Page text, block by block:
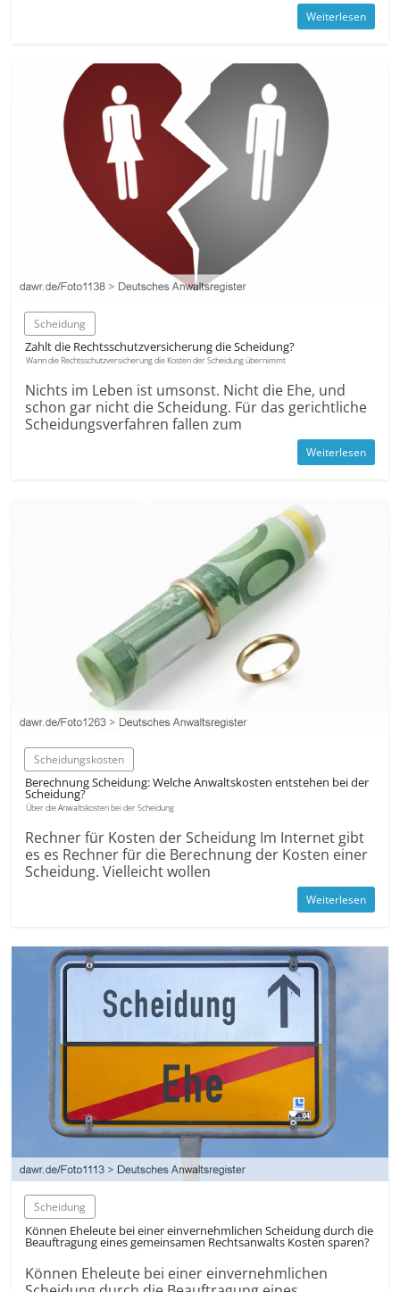
Weiterlesen
Scheidung
Zahlt die Rechts­schutz­versicherung die Scheidung?
Wann die Rechtsschutzversicherung die Kosten der Scheidung übernimmt
Nichts im Leben ist umsonst. Nicht die Ehe, und
schon gar nicht die Scheidung. Für das gerichtliche
Scheidungs­verfahren fallen zum
Weiterlesen
Scheidungskosten
Berechnung Scheidung: Welche Anwaltskosten entstehen bei der
Scheidung?
Über die Anwaltskosten bei der Scheidung
Rechner für Kosten der Scheidung Im Internet gibt
es es Rechner für die Berechnung der Kosten einer
Scheidung. Vielleicht wollen
Weiterlesen
Scheidung
Können Eheleute bei einer ein­vernehmlichen Scheidung durch die
Beauftragung eines gemeinsamen Rechts­anwalts Kosten sparen?
Können Eheleute bei einer ein­vernehmlichen